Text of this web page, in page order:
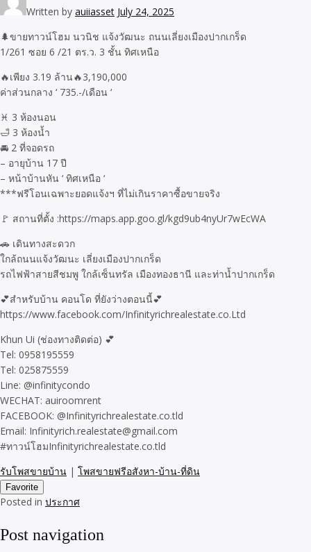
Written by auiiasset July 24, 2025
🌲ขายทาวน์โฮม นวนิช แจ้งวัฒนะ ถนนเลี่ยงเมืองปากเกร็ด
1/261 ซอย 6 /21 ตร.ว. 3 ชั้น ทิศเหนือ
🔥เพียง 3.19 ล้าน🔥3,190,000
ค่าส่วนกลาง ‘ 735.-/เดือน ‘
♓ 3 ห้องนอน
🛁 3 ห้องน้ำ
🚘 2 ที่จอดรถ
– อายุบ้าน 17 ปี
– หน้าบ้านหัน ‘ ทิศเหนือ ‘
***ฟรีโอนเฉพาะยอดแจ้งฯ ที่ไม่เกินราคาซื้อขายจริง
🚩 สถานที่ตั้ง :https://maps.app.goo.gl/kgd9ub4nyUr7wEcWA
🚗 เดินทางสะดวก
ใกล้ถนนแจ้งวัฒนะ เลี่ยงเมืองปากเกร็ด
รถไฟฟ้าสายสีชมพู ใกล้เซ็นทรัล เมืองทองธานี และท่าน้ำปากเกร็ด
💕สำหรับบ้าน คอนโด ที่ยังว่างตอนนี้💕
https://www.facebook.com/Infinityrichrealestate.co.Ltd
Khun Ui (ช่องทางติดต่อ) 💕
Tel: 0958195559
Tel: 025875559
Line: @infinitycondo
WECHAT: auiroomrent
FACEBOOK: @Infinityrichrealestate.co.tld
Email: Infinityrich.realestate@gmail.com
#ทาวน์โฮมInfinityrichrealestate.co.tld
รับโพสขายบ้าน | โพสขายฟรีอสังหา-บ้าน-ที่ดิน
Favorite
Posted in ประกาศ
Post navigation